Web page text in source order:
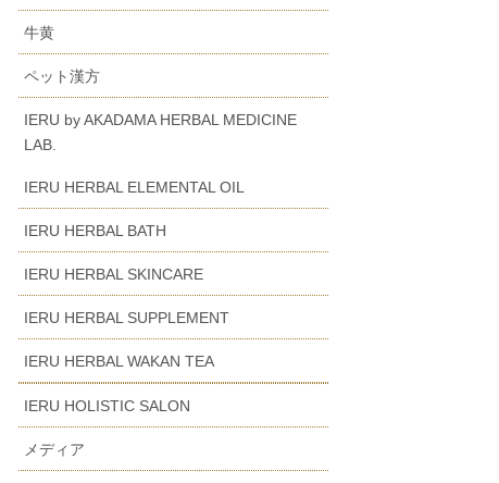
牛黄
ペット漢方
IERU by AKADAMA HERBAL MEDICINE
LAB.
IERU HERBAL ELEMENTAL OIL
IERU HERBAL BATH
IERU HERBAL SKINCARE
IERU HERBAL SUPPLEMENT
IERU HERBAL WAKAN TEA
IERU HOLISTIC SALON
メディア